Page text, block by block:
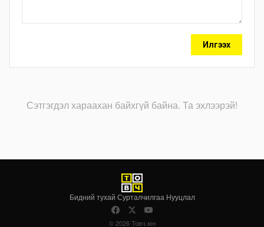
Илгээх
Сэтгэгдэл хараахан байхгүй байна. Та эхлээрэй!
Бидний тухай·Сурталчилгаа·Нууцлал
© 2026 Товч.мн